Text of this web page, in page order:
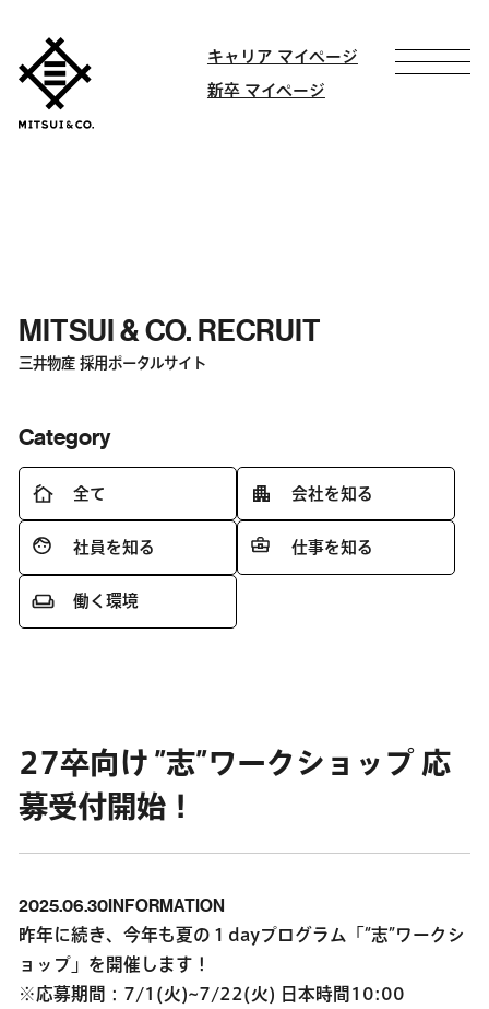
キャリア マイページ
新卒 マイページ
MITSUI & CO. RECRUIT
三井物産 採用ポータルサイト
Category
全て 会社を知る
社員を知る 仕事を知る
働く環境
27卒向け ”志”ワークショップ 応
募受付開始！
2025.06.30INFORMATION
昨年に続き、今年も夏の１dayプログラム「“志”ワークシ
ョップ」を開催します！
※応募期間：7/1(火)~7/22(火) 日本時間10:00